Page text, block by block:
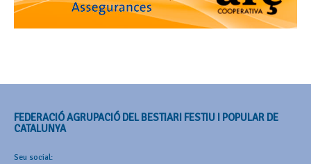
FEDERACIÓ AGRUPACIÓ DEL BESTIARI FESTIU I POPULAR DE
CATALUNYA
Seu social: